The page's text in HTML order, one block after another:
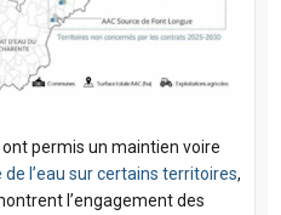
permis un maintien voire
l’eau sur certains territoires,
l’engagement des